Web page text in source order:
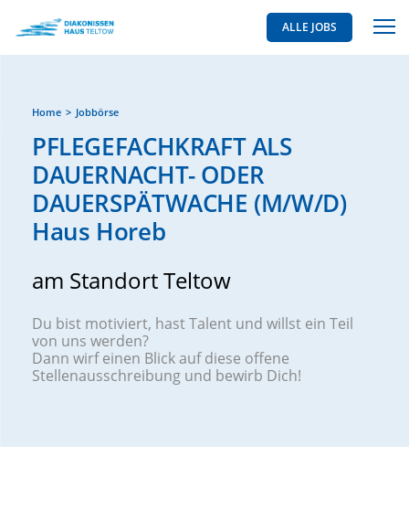
ALLE JOBS
Home Jobbörse
PFLEGEFACHKRAFT ALS
DAUERNACHT- ODER
DAUERSPÄTWACHE (M/W/D)
Haus Horeb
am Standort Teltow
Du bist motiviert, hast Talent und willst ein Teil
von uns werden?
Dann wirf einen Blick auf diese offene
Stellenausschreibung und bewirb Dich!